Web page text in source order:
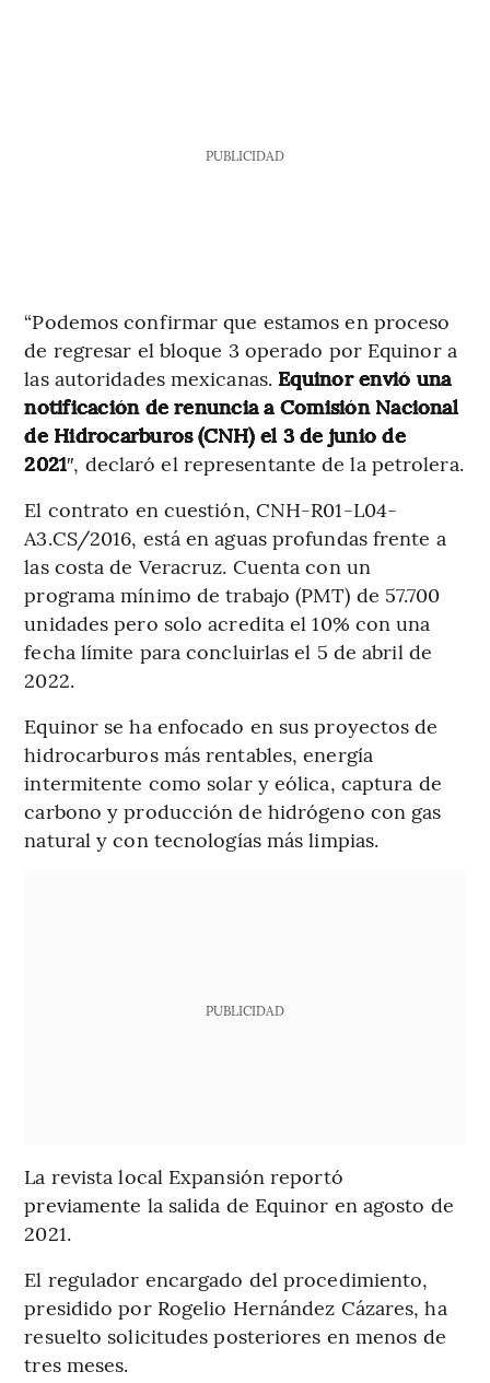
PUBLICIDAD
“Podemos confirmar que estamos en proceso
de regresar el bloque 3 operado por Equinor a
las autoridades mexicanas. Equinor envió una
notificación de renuncia a Comisión Nacional
de Hidrocarburos (CNH) el 3 de junio de
2021″, declaró el representante de la petrolera.
El contrato en cuestión, CNH-R01-L04-
A3.CS/2016, está en aguas profundas frente a
las costa de Veracruz. Cuenta con un
programa mínimo de trabajo (PMT) de 57.700
unidades pero solo acredita el 10% con una
fecha límite para concluirlas el 5 de abril de
2022.
Equinor se ha enfocado en sus proyectos de
hidrocarburos más rentables, energía
intermitente como solar y eólica, captura de
carbono y producción de hidrógeno con gas
natural y con tecnologías más limpias.
PUBLICIDAD
La revista local Expansión reportó
previamente la salida de Equinor en agosto de
2021.
El regulador encargado del procedimiento,
presidido por Rogelio Hernández Cázares, ha
resuelto solicitudes posteriores en menos de
tres meses.